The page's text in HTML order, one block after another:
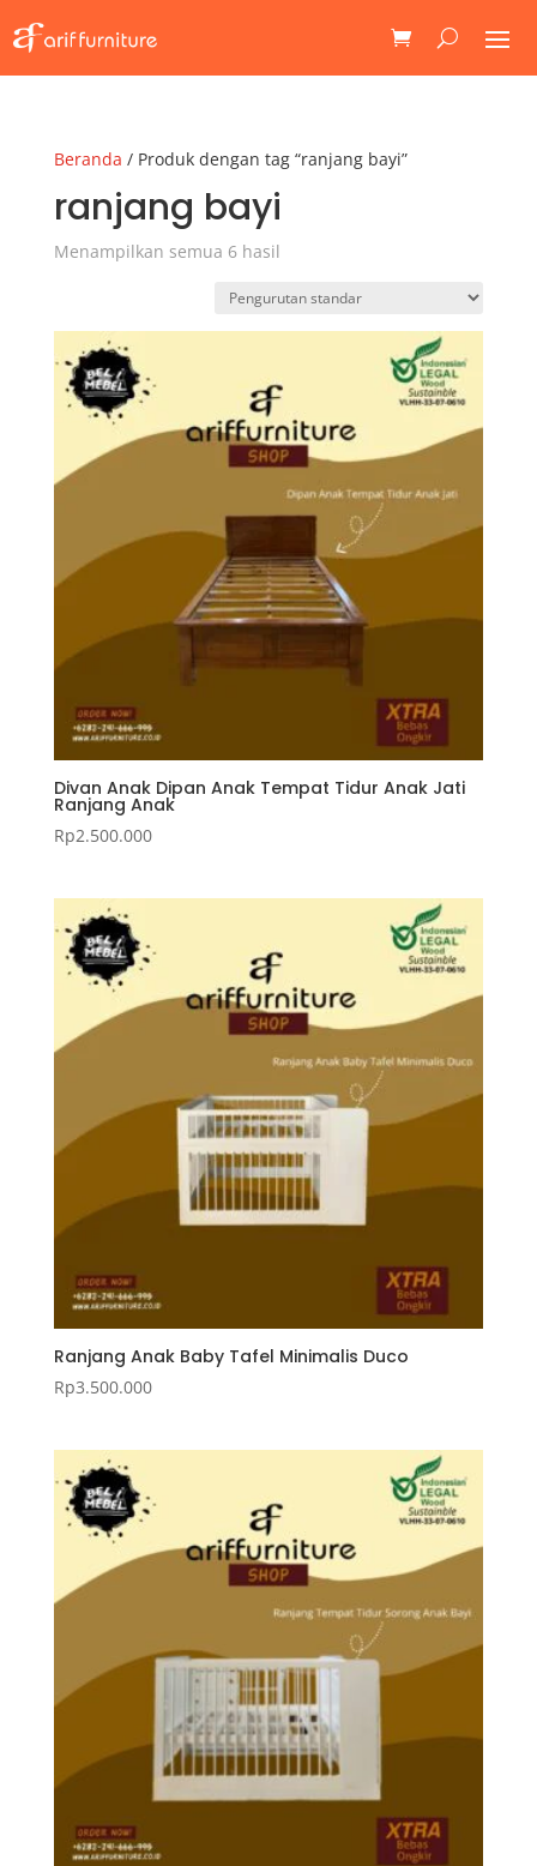
Beranda / Produk dengan tag “ranjang bayi”
ranjang bayi
Menampilkan semua 6 hasil
Divan Anak Dipan Anak Tempat Tidur Anak Jati
Ranjang Anak
Rp2.500.000
Ranjang Anak Baby Tafel Minimalis Duco
Rp3.500.000